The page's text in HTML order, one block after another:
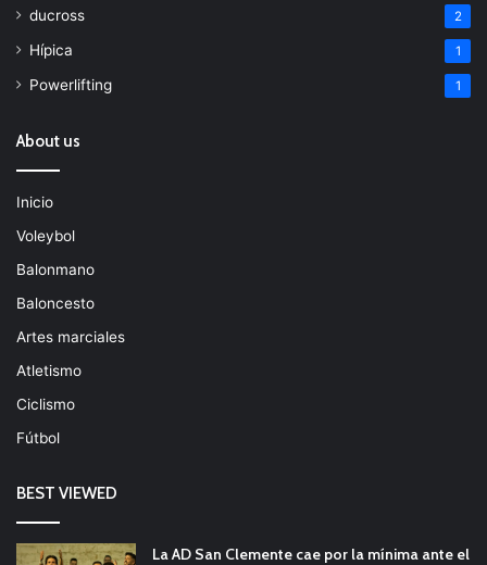
ducross 2
Hípica 1
Powerlifting 1
About us
Inicio
Voleybol
Balonmano
Baloncesto
Artes marciales
Atletismo
Ciclismo
Fútbol
BEST VIEWED
La AD San Clemente cae por la mínima ante el